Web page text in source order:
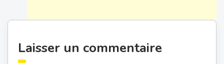
Laisser un commentaire